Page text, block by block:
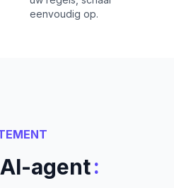
eenvoudig op.
agent: